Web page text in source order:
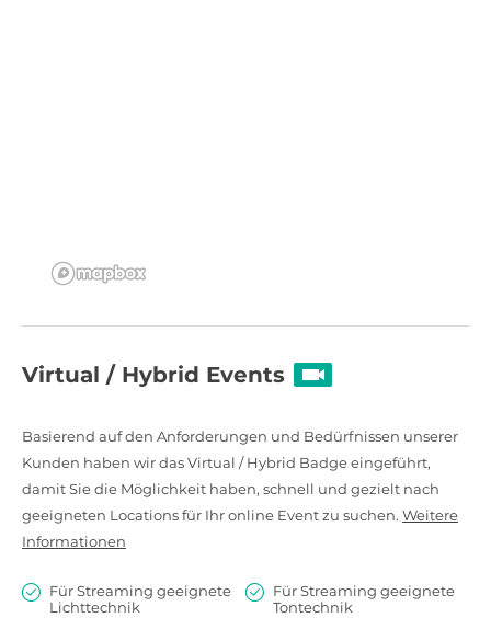
Virtual / Hybrid Events
Basierend auf den Anforderungen und Bedürfnissen unserer
Kunden haben wir das Virtual / Hybrid Badge eingeführt,
damit Sie die Möglichkeit haben, schnell und gezielt nach
geeigneten Locations für Ihr online Event zu suchen. Weitere
Informationen
Für Streaming geeignete
Lichttechnik
Für Streaming geeignete
Tontechnik